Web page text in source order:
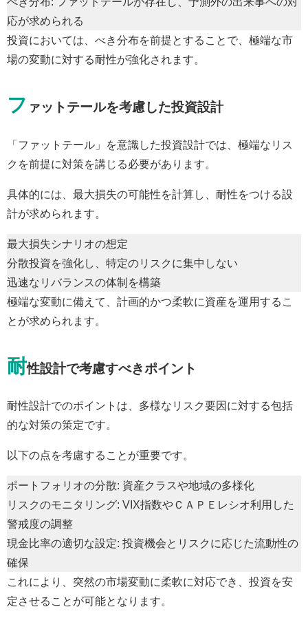
応が求められる
投資においては、べき分布を前提とすることで、極端な市
場の変動に対する耐性が強化されます。
フ ァットテールを考慮した投資設計
「ファットテール」を意識した投資設計では、極端なリス
クを前提に対策を講じる必要があります。
具体的には、最大損失の可能性を計算し、耐性をつける設
計が求められます。
最大損失シナリオの想定
分散投資を強化し、特定のリスクに集中しない
迅速なリバランスの体制を構築
極端な変動に備えて、計画的かつ柔軟に資産を運用するこ
とが求められます。
耐性設計で考慮すべきポイント
耐性設計でのポイントは、多様なリスク要因に対する包括
的な対策の策定です。
以下の点を考慮することが重要です。
ポートフォリオの分散: 資産クラスや地域の多様化
リスクのモニタリング: VIX指数やＣＡＰＥレシオ利用した
警戒度の調整
現金比率の適切な設定: 投資機会とリスクに応じた流動性の
確保
これにより、突然の市場変動に柔軟に対応でき、投資を安
定させることが可能となります。